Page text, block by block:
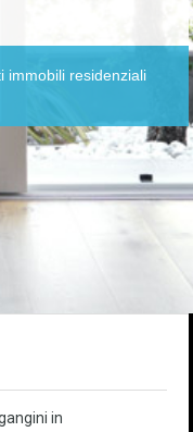
immobili residenziali
in